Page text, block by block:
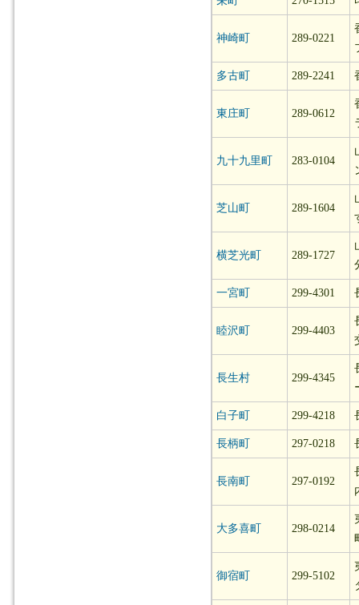
神崎町 289-0221
多古町 289-2241
東庄町 289-0612
九十九里町 283-0104
芝山町 289-1604
横芝光町 289-1727
一宮町 299-4301
睦沢町 299-4403
長生村 299-4345
白子町 299-4218
長柄町 297-0218
長南町 297-0192
大多喜町 298-0214
御宿町 299-5102